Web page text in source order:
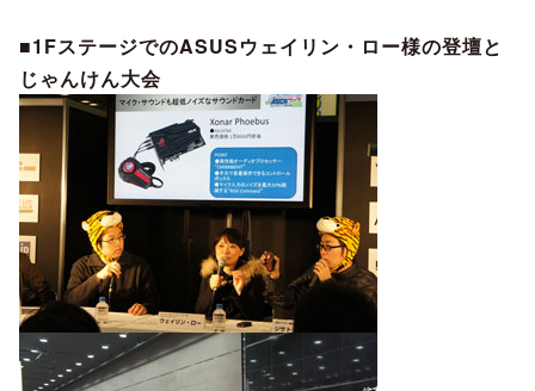
■1FステージでのASUSウェイリン・ロー様の登壇と
じゃんけん大会